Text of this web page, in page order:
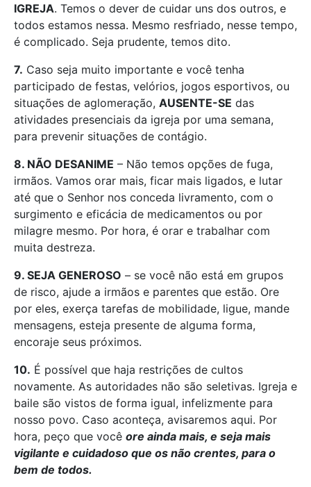
IGREJA. Temos o dever de cuidar uns dos outros, e
todos estamos nessa. Mesmo resfriado, nesse tempo,
é complicado. Seja prudente, temos dito.
7. Caso seja muito importante e você tenha
participado de festas, velórios, jogos esportivos, ou
situações de aglomeração, AUSENTE-SE das
atividades presenciais da igreja por uma semana,
para prevenir situações de contágio.
8. NÃO DESANIME – Não temos opções de fuga,
irmãos. Vamos orar mais, ficar mais ligados, e lutar
até que o Senhor nos conceda livramento, com o
surgimento e eficácia de medicamentos ou por
milagre mesmo. Por hora, é orar e trabalhar com
muita destreza.
9. SEJA GENEROSO – se você não está em grupos
de risco, ajude a irmãos e parentes que estão. Ore
por eles, exerça tarefas de mobilidade, ligue, mande
mensagens, esteja presente de alguma forma,
encoraje seus próximos.
10. É possível que haja restrições de cultos
novamente. As autoridades não são seletivas. Igreja e
baile são vistos de forma igual, infelizmente para
nosso povo. Caso aconteça, avisaremos aqui. Por
hora, peço que você ore ainda mais, e seja mais
vigilante e cuidadoso que os não crentes, para o
bem de todos.